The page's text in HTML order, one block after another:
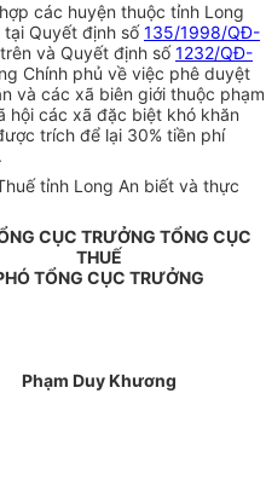
các huyện thuộc tỉnh Long
Quyết định số135/1998/QĐ-
và Quyết định số1232/QĐ-
Chính phủ về việc phê duyệt
và các xã biên giới thuộc phạm
hội các xã đặc biệt khó khăn
trích để lại 30% tiền phí
tỉnh Long An biết và thực
CỤC TRƯỞNG TỔNG CỤC
THUẾ
TỔNG CỤC TRƯỞNG
Phạm Duy Khương